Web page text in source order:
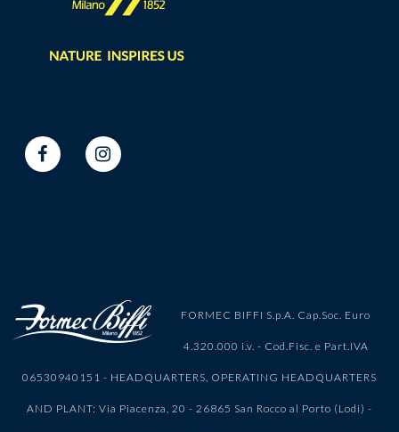
FORMEC BIFFI S.p.A. Cap.Soc. Euro
4.320.000 i.v. - Cod.Fisc. e Part.IVA
06530940151 - HEADQUARTERS, OPERATING HEADQUARTERS
AND PLANT: Via Piacenza, 20 - 26865 San Rocco al Porto (Lodi) -